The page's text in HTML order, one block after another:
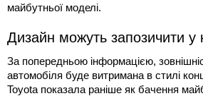
майбутньої моделі.
Дизайн можуть запозичити у
За попередньою інформацією,
автомобіля буде витримана в стилі
Toyota показала раніше як бачення